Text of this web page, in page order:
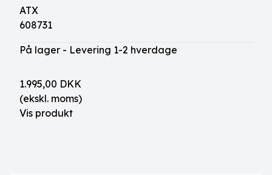
ATX
608731
På lager - Levering 1-2 hverdage
1.995,00 DKK
(ekskl. moms)
Vis produkt